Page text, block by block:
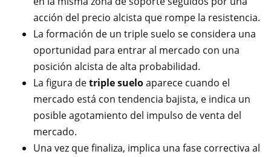
acción del precio alcista que rompe la resistencia.
La formación de un triple suelo se considera una
oportunidad para entrar al mercado con una
posición alcista de alta probabilidad.
La figura detriple sueloaparece cuando el
mercado está con tendencia bajista, e indica un
posible agotamiento del impulso de venta del
mercado.
Una vez que finaliza, implica una fase correctiva al